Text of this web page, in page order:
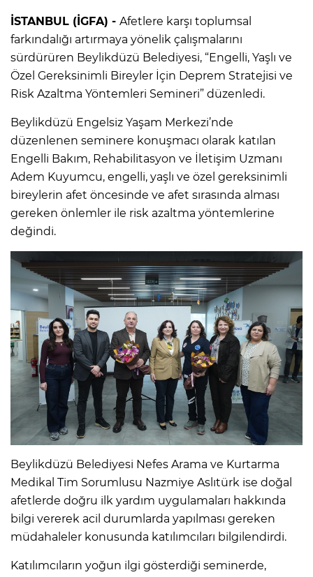
İSTANBUL (İGFA) - Afetlere karşı toplumsal
farkındalığı artırmaya yönelik çalışmalarını
sürdürüren Beylikdüzü Belediyesi, “Engelli, Yaşlı ve
Özel Gereksinimli Bireyler İçin Deprem Stratejisi ve
Risk Azaltma Yöntemleri Semineri” düzenledi.
Beylikdüzü Engelsiz Yaşam Merkezi’nde
düzenlenen seminere konuşmacı olarak katılan
Engelli Bakım, Rehabilitasyon ve İletişim Uzmanı
Adem Kuyumcu, engelli, yaşlı ve özel gereksinimli
bireylerin afet öncesinde ve afet sırasında alması
gereken önlemler ile risk azaltma yöntemlerine
değindi.
Beylikdüzü Belediyesi Nefes Arama ve Kurtarma
Medikal Tim Sorumlusu Nazmiye Aslıtürk ise doğal
afetlerde doğru ilk yardım uygulamaları hakkında
bilgi vererek acil durumlarda yapılması gereken
müdahaleler konusunda katılımcıları bilgilendirdi.
Katılımcıların yoğun ilgi gösterdiği seminerde,